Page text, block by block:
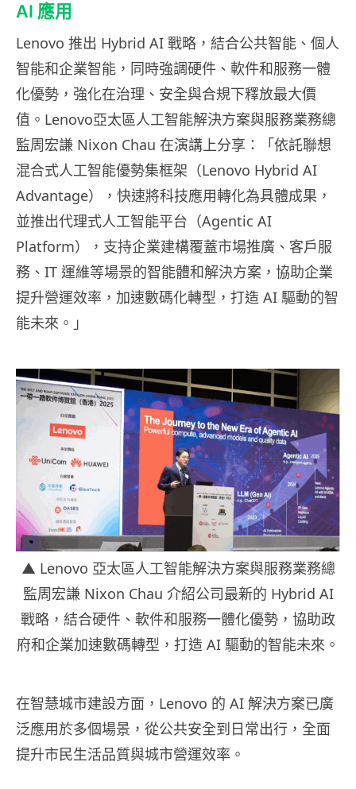
AI 應用
Lenovo 推出 Hybrid AI 戰略，結合公共智能、個人
智能和企業智能，同時強調硬件、軟件和服務一體
化優勢，強化在治理、安全與合規下釋放最大價
值。Lenovo亞太區人工智能解決方案與服務業務總
監周宏謙 Nixon Chau 在演講上分享：「依託聯想
混合式人工智能優勢集框架（Lenovo Hybrid AI
Advantage），快速將科技應用轉化為具體成果，
並推出代理式人工智能平台（Agentic AI
Platform），支持企業建構覆蓋市場推廣、客戶服
務、IT 運維等場景的智能體和解決方案，協助企業
提升營運效率，加速數碼化轉型，打造 AI 驅動的智
能未來。」
▲ Lenovo 亞太區人工智能解決方案與服務業務總
監周宏謙 Nixon Chau 介紹公司最新的 Hybrid AI
戰略，結合硬件、軟件和服務一體化優勢，協助政
府和企業加速數碼轉型，打造 AI 驅動的智能未來。
在智慧城市建設方面，Lenovo 的 AI 解決方案已廣
泛應用於多個場景，從公共安全到日常出行，全面
提升市民生活品質與城市營運效率。